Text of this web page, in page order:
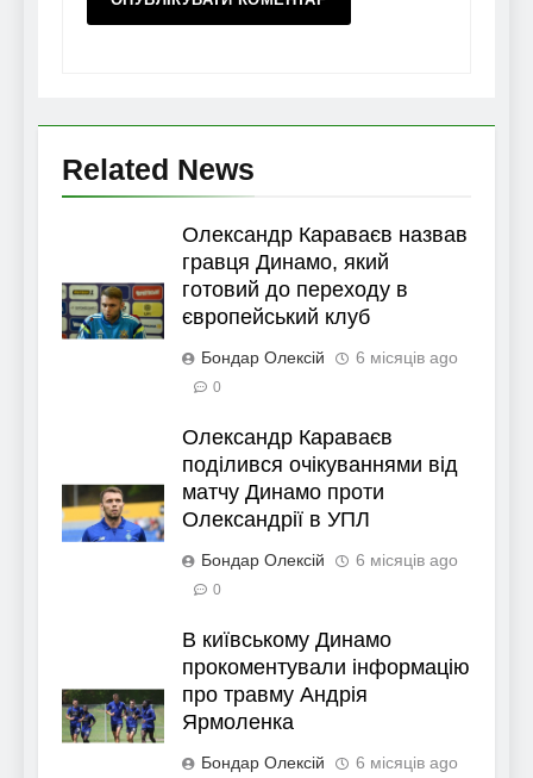
Related News
Олександр Караваєв назвав
гравця Динамо, який
готовий до переходу в
європейський клуб
Бондар Олексій 6 місяців ago
0
Олександр Караваєв
поділився очікуваннями від
матчу Динамо проти
Олександрії в УПЛ
Бондар Олексій 6 місяців ago
0
В київському Динамо
прокоментували інформацію
про травму Андрія
Ярмоленка
Бондар Олексій 6 місяців ago